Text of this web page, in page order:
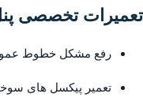
تعمیرات تخصصی
رفع مشکل خطوط
تعمیر پیکسل های